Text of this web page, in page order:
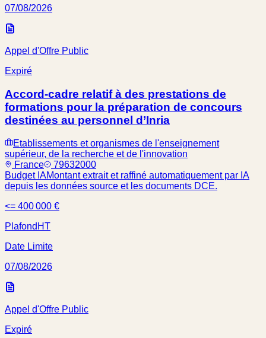
07/08/2026
Appel d'Offre Public
Expiré
Accord-cadre relatif à des prestations de
formations pour la préparation de concours
destinées au personnel d’Inria
Etablissements et organismes de l'enseignement
supérieur, de la recherche et de l'innovation
France
79632000
Budget IAMontant extrait et raffiné automatiquement par IA
depuis les données source et les documents DCE.
<= 400 000 €
Plafond HT
Date Limite
07/08/2026
Appel d'Offre Public
Expiré